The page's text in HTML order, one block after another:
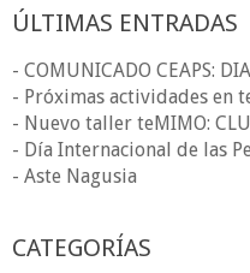
ÚLTIMAS ENTRADAS
- COMUNICADO CEAPS:
- Próximas actividades en
- Nuevo taller teMIMO:
- Día Internacional de las
- Aste Nagusia
CATEGORÍAS